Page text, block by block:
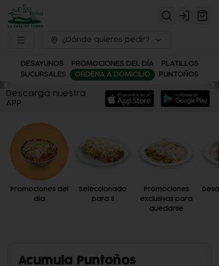
Login
¿Dónde quieres pedir?
DESAYUNOS PROMOCIONES DEL DÍA
PLATILLOS
SUCURSALES
ORDENA A DOMICILIO PUNTOÑOS
Descarga nuestra
APP
Promociones del
día
Seleccionado
para ti
Promociones
exclusivas para
quedarse
Acumula Puntoños